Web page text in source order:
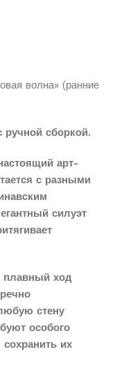
волна» (ранние
ручной сборкой.
арт-
с разными
силуэт
плавный ход
стену
особого
их